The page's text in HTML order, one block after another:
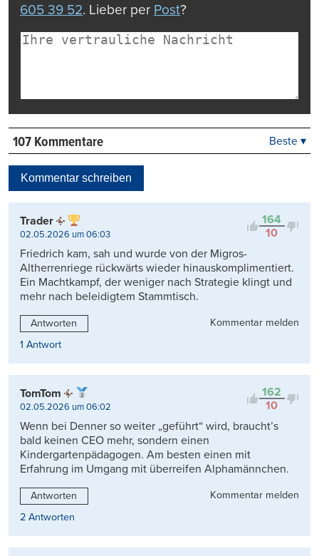
605 39 52. Lieber per Post?
107 Kommentare
Kontrovers
Beste ▾
Kommentar schreiben
164
10
Trader
02.05.2026 um 06:03
Friedrich kam, sah und wurde von der Migros-
Altherrenriege rückwärts wieder hinauskomplimentiert.
Ein Machtkampf, der weniger nach Strategie klingt und
mehr nach beleidigtem Stammtisch.
Antworten
Kommentar melden
1 Antwort
162
10
TomTom
02.05.2026 um 06:02
Wenn bei Denner so weiter „geführt“ wird, braucht’s
bald keinen CEO mehr, sondern einen
Kindergartenpädagogen. Am besten einen mit
Erfahrung im Umgang mit überreifen Alphamännchen.
Antworten
Kommentar melden
2 Antworten